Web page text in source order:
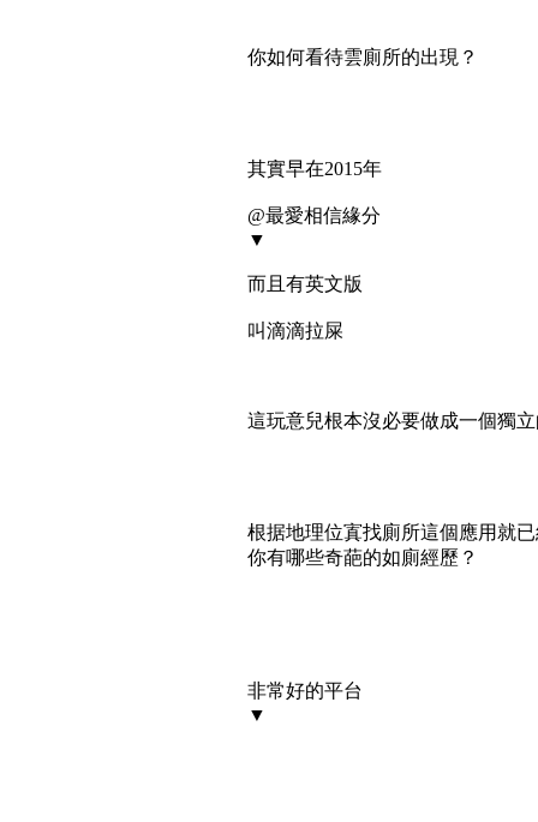
你如何看待雲廁所的出現？
其實早在2015年
@最愛相信緣分
▼
而且有英文版
叫滴滴拉屎
這玩意兒根本沒必要做成一個獨
根据地理位寘找廁所這個應用就
你有哪些奇葩的如廁經歷？
非常好的平台
▼